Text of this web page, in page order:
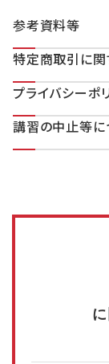
参考資料等
特定商取引に関
プライバシーポ
講習の中止等に